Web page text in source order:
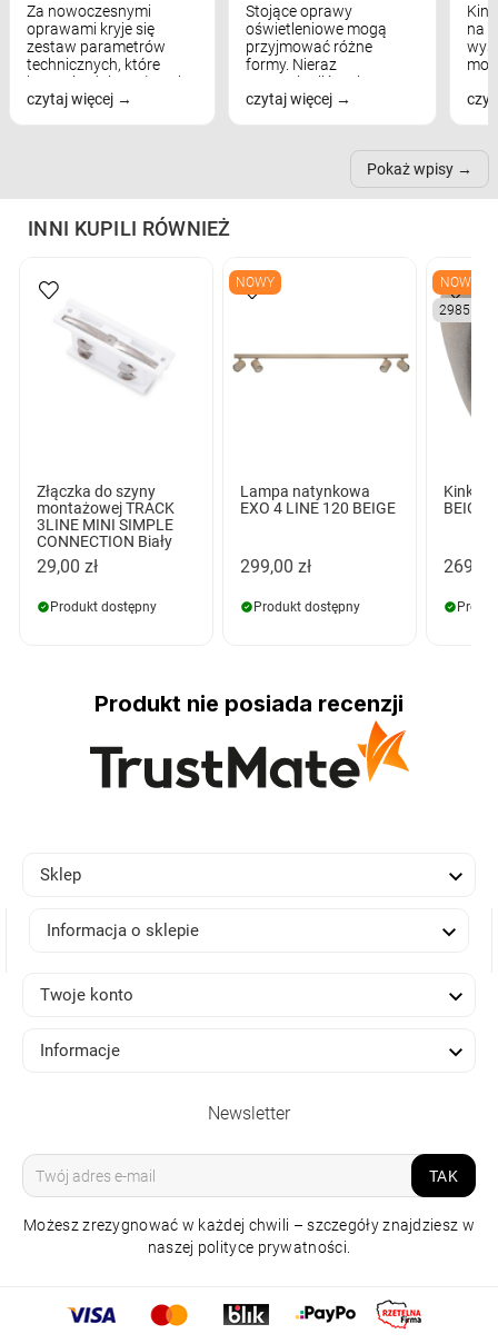
Za nowoczesnymi
oprawami kryje się
zestaw parametrów
technicznych, które
bezpośrednio wpływają
na komfort widzenia,
czytaj więcej
Stojące oprawy
oświetleniowe mogą
przyjmować różne
formy. Nieraz
wspominaliśmy już
modele na łukowych
nich może przydać się w
czytaj więcej
na
Pokaż wpisy
INNI KUPILI RÓWNIEŻ
Złączka do szyny
montażowej TRACK
3LINE MINI SIMPLE
CONNECTION Biały
29,00 zł
Produkt dostępny
NOWY
Lampa natynkowa
EXO 4 LINE 120 BEIGE
299,00 zł
Produkt dostępny
NOWY
2985K
Kinkiet
BEIGE
269,00
Produkt nie posiada recenzji
LAMPA NATYNKOWA
Sklep 
Informacja o sklepie 
Twoje konto 
Informacje 
Newsletter
TAK
Możesz zrezygnować w każdej chwili – szczegóły znajdziesz w
naszej polityce prywatności.